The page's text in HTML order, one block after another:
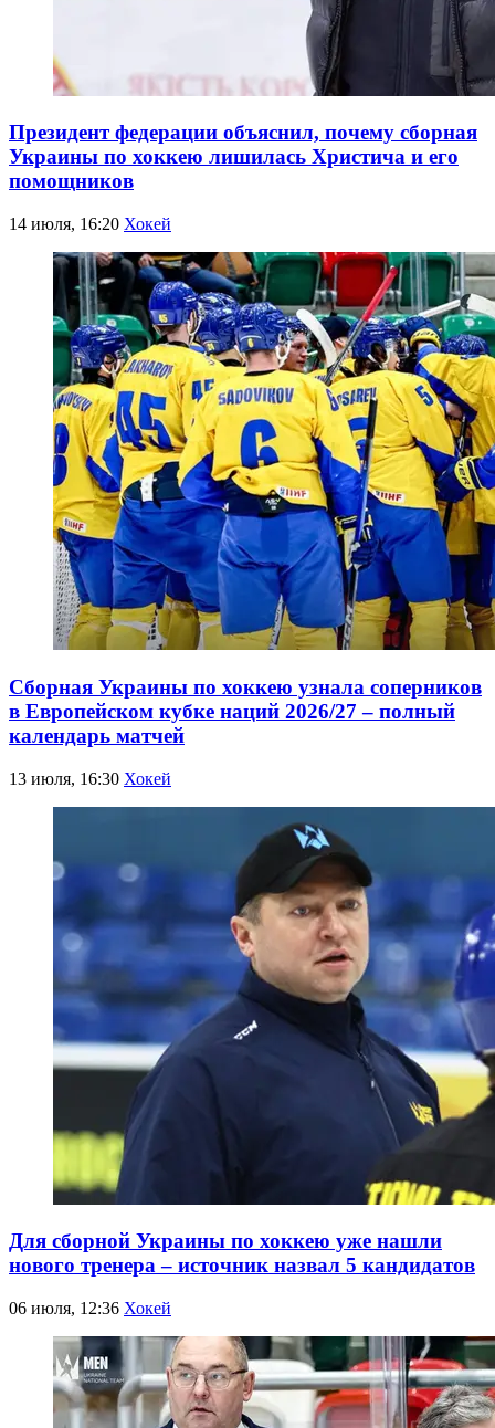
Президент федерации объяснил, почему сборная
Украины по хоккею лишилась Христича и его
помощников
14 июля, 16:20 Хокей
Сборная Украины по хоккею узнала соперников
в Европейском кубке наций 2026/27 – полный
календарь матчей
13 июля, 16:30 Хокей
Для сборной Украины по хоккею уже нашли
нового тренера – источник назвал 5 кандидатов
06 июля, 12:36 Хокей